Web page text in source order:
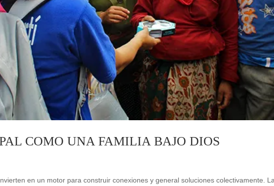
COMO UNA FAMILIA BAJO DIOS
en un motor para construir conexiones y general soluciones colectivamente.